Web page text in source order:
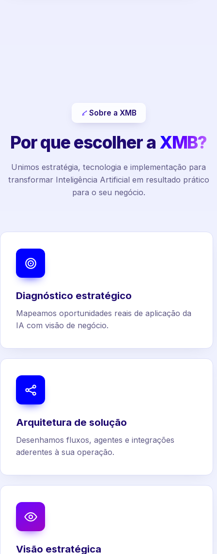
Sobre a XMB
Por que escolher a XMB?
Unimos estratégia, tecnologia e implementação para
transformar Inteligência Artificial em resultado prático
para o seu negócio.
Diagnóstico estratégico
Mapeamos oportunidades reais de aplicação da
IA com visão de negócio.
Arquitetura de solução
Desenhamos fluxos, agentes e integrações
aderentes à sua operação.
Visão estratégica